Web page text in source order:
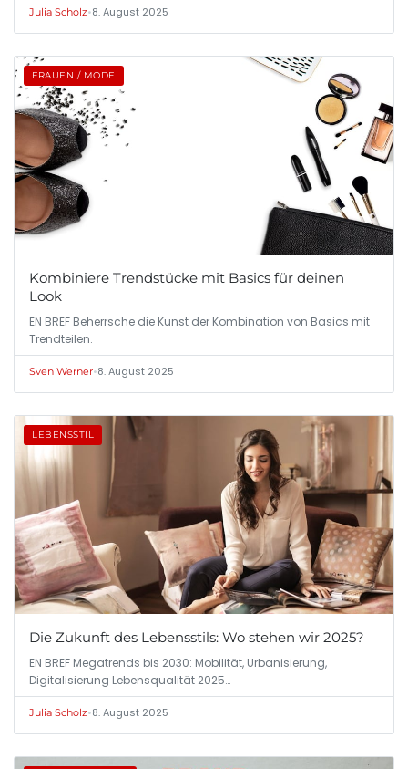
Julia Scholz•8. August 2025
FRAUEN / MODE
Kombiniere Trendstücke mit Basics für deinen
Look
EN BREF Beherrsche die Kunst der Kombination von Basics mit
Trendteilen.
Sven Werner•8. August 2025
LEBENSSTIL
Die Zukunft des Lebensstils: Wo stehen wir 2025?
EN BREF Megatrends bis 2030: Mobilität, Urbanisierung,
Digitalisierung Lebensqualität 2025…
Julia Scholz•8. August 2025